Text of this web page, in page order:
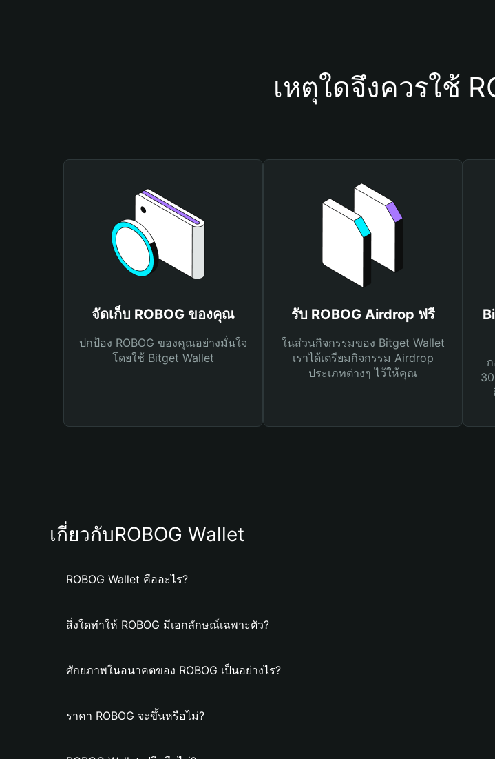
เหตุใดจึงควรใช้
จัดเก็บ ROBOG ของคุณ
ปกป้อง ROBOG ของคุณอย่างมั่นใจ
โดยใช้ Bitget Wallet
รับ ROBOG Airdrop ฟรี
ในส่วนกิจกรรมของ Bitget Wallet
เราได้เตรียมกิจกรรม Airdrop
ประเภทต่างๆ ไว้ให้คุณ
เกี่ยวกับROBOG Wallet
ROBOG Wallet คืออะไร?
สิ่งใดทำให้ ROBOG มีเอกลักษณ์เฉพาะตัว?
ศักยภาพในอนาคตของ ROBOG เป็นอย่างไร?
ราคา ROBOG จะขึ้นหรือไม่?